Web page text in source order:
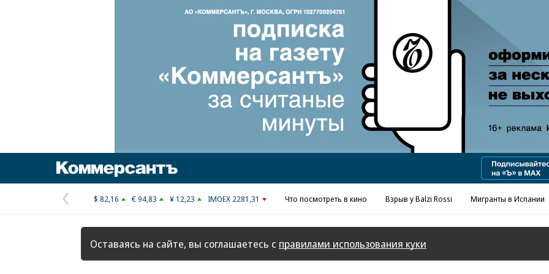
Реклама в «Ъ» www.kommersant.ru/ad
Предыдущая
страница
$ 82,16 € 94,83 ¥ 12,23 IMOEX 2281,31 Что посмотреть в кино Взрыв у Balzi Rossi Мигранты в Испании
Оставаясь на сайте, вы соглашаетесь с правилами использования куки